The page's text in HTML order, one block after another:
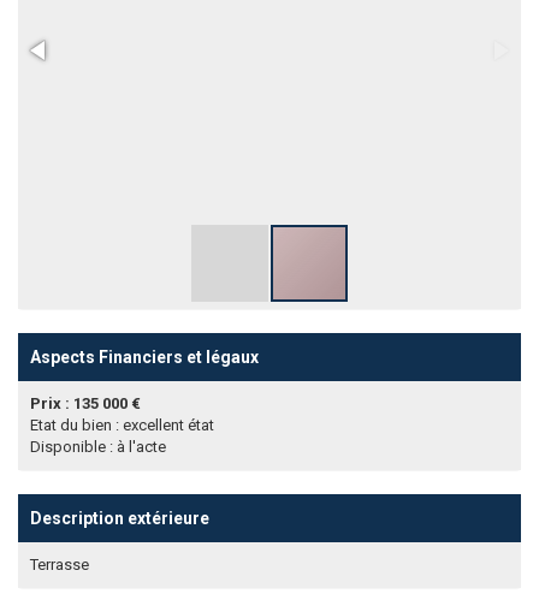
Aspects Financiers et légaux
Prix : 135 000 €
Etat du bien : excellent état
Disponible : à l'acte
Description extérieure
Terrasse